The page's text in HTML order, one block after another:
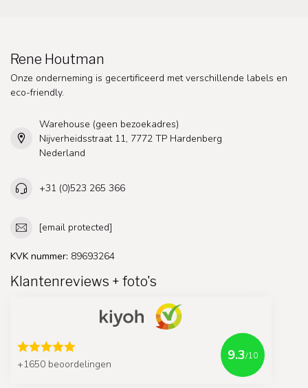
Rene Houtman
Onze onderneming is gecertificeerd met verschillende labels en
eco-friendly.
Warehouse (geen bezoekadres)
Nijverheidsstraat 11, 7772 TP Hardenberg
Nederland
+31 (0)523 265 366
[email protected]
KVK nummer: 89693264
Klantenreviews + foto's
+1650 beoordelingen
9.3/10